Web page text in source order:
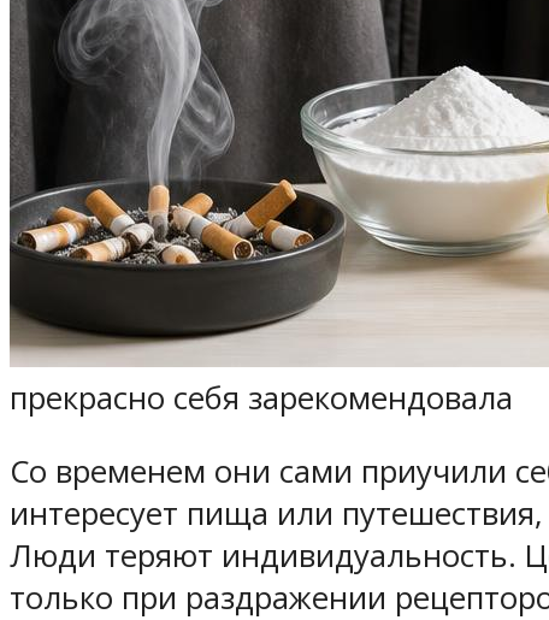
прекрасно себя зарекомендовала
Со временем они сами приучили
интересует пища или
Люди теряют индивидуальность.
только при раздражении